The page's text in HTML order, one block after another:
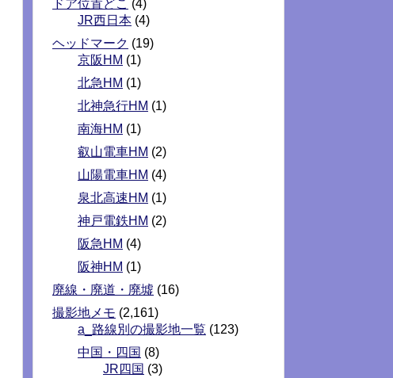
ドア位置どこ (4)
JR西日本 (4)
ヘッドマーク (19)
京阪HM (1)
北急HM (1)
北神急行HM (1)
南海HM (1)
叡山電車HM (2)
山陽電車HM (4)
泉北高速HM (1)
神戸電鉄HM (2)
阪急HM (4)
阪神HM (1)
廃線・廃道・廃墟 (16)
撮影地メモ (2,161)
a_路線別の撮影地一覧 (123)
中国・四国 (8)
JR四国 (3)